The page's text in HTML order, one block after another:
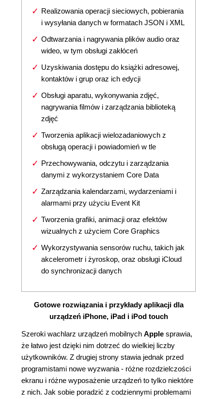
Realizowania operacji sieciowych, pobierania
i wysyłania danych w formatach JSON i XML
Odtwarzania i nagrywania plików audio oraz
wideo, w tym obsługi zakłóceń
Uzyskiwania dostępu do książki adresowej,
kontaktów i grup oraz ich edycji
Obsługi aparatu, wykonywania zdjęć,
nagrywania filmów i zarządzania biblioteką
zdjęć
Tworzenia aplikacji wielozadaniowych z
obsługą operacji i powiadomień w tle
Przechowywania, odczytu i zarządzania
danymi z wykorzystaniem Core Data
Zarządzania kalendarzami, wydarzeniami i
alarmami przy użyciu Event Kit
Tworzenia grafiki, animacji oraz efektów
wizualnych z użyciem Core Graphics
Wykorzystywania sensorów ruchu, takich jak
akcelerometr i żyroskop, oraz obsługi iCloud
do synchronizacji danych
Gotowe rozwiązania i przykłady aplikacji dla
urządzeń iPhone, iPad i iPod touch
Szeroki wachlarz urządzeń mobilnych Apple sprawia,
że łatwo jest dzięki nim dotrzeć do wielkiej liczby
użytkowników. Z drugiej strony stawia jednak przed
programistami nowe wyzwania - różne rozdzielczości
ekranu i różne wyposażenie urządzeń to tylko niektóre
z nich. Jak sobie poradzić z codziennymi problemami